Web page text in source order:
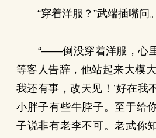
“穿着洋服？”武端插嘴问。
“——倒没穿着洋服，心里
等客人告辞，他站起来大模大
我还有事，改天见！’好在我
小胖子有些牛脖子。至于给
子说非有老李不可。老武你